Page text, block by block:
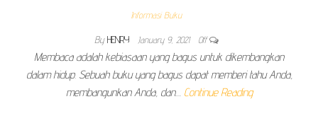
Informasi Buku
By HENRY January 9, 2021 Off
Membaca adalah kebiasaan yang bagus untuk dikembangkan
dalam hidup. Sebuah buku yang bagus dapat memberi tahu Anda,
membangunkan Anda, dan… Continue Reading